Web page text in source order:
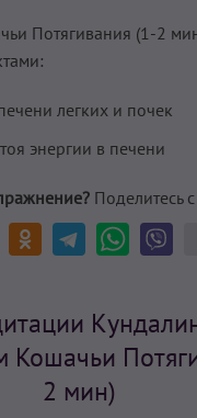
Потягивания (1-2
легких и почек
энергии в печени
Поделитесь
Кошачьи
2 мин)